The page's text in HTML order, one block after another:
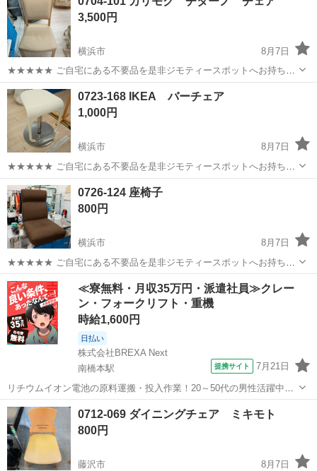
3,500円
横浜市
8月7日
★★★★★ ご自宅にある不要品を是非ジモティースポットへお持ち込
みしませんか？ 家電、趣味・スポーツ・レジャー用品、こども用品、
衣料服飾品、生活雑貨、家具、本、CD・DVDなどが無料でまとめて持
ち込めます！ ※詳細はこ...
神奈川 横浜市 椅子 チターノ
0723-168 IKEA バーチェア
1,000円
横浜市
8月7日
★★★★★ ご自宅にある不要品を是非ジモティースポットへお持ち込
みしませんか？ 家電、趣味・スポーツ・レジャー用品、こども用品、
衣料服飾品、生活雑貨、家具、本、CD・DVDなどが無料でまとめて持
ち込めます！ ※詳細はこ...
神奈川 横浜市 現地
0726-124 座椅子
800円
横浜市
8月7日
★★★★★ ご自宅にある不要品を是非ジモティースポットへお持ち込
みしませんか？ 家電、趣味・スポーツ・レジャー用品、こども用品、
衣料服飾品、生活雑貨、家具、本、CD・DVDなどが無料でまとめて持
ち込めます！ ※詳細はこ...
神奈川 横浜市 椅子 現地
≪寮無料・月収35万円・派遣社員≫クレー
ン・フォークリフト・重機
時給1,600円
日払い
株式会社BREXA Next
南橋本駅
提携サイト 7月21日
リチウムイオン電池の原料運搬・投入作業！20～50代の男性活躍中★
ワンルーム寮完備！赴任旅費会社負担！年間休日130日★フォークリフ
ト免許お持ちの方、活躍中！就業先食堂利用可★《神奈川県相模原
市》 人気の工場のお仕事 ◇電...
神奈川 相模原市 南橋本駅 その他
0712-069 ダイニングチェア ミキモト
800円
藤沢市
8月7日